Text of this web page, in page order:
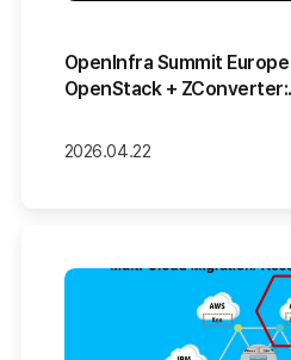
OpenInfra Summit Europe
OpenStack +
2026.04.22